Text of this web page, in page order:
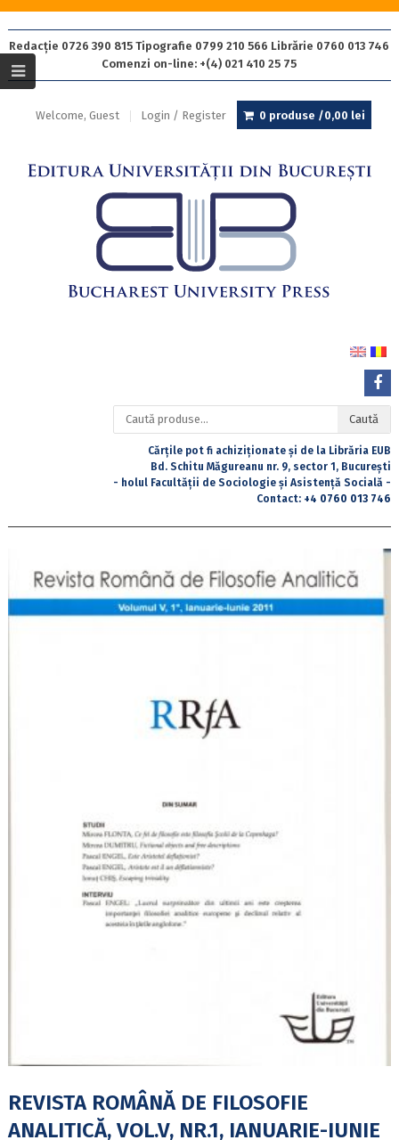
Redacție 0726 390 815 Tipografie 0799 210 566 Librărie 0760 013 746
Comenzi on-line: +(4) 021 410 25 75
Welcome, Guest Login / Register 0 produse /0,00 lei
Caută
după:
Caută
Cărțile pot fi achiziționate și de la Librăria EUB
Bd. Schitu Măgureanu nr. 9, sector 1, București
- holul Facultății de Sociologie și Asistență Socială -
Contact: +4 0760 013 746
REVISTA ROMÂNĂ DE FILOSOFIE
ANALITICĂ, VOL.V, NR.1, IANUARIE-IUNIE